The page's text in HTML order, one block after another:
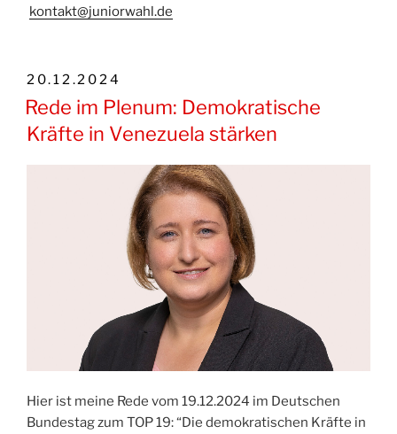
kontakt@juniorwahl.de
VERÖFFENTLICHT
AM
20.12.2024
Rede im Plenum: Demokratische
Kräfte in Venezuela stärken
Hier ist meine Rede vom 19.12.2024 im Deutschen
Bundestag zum TOP 19: “Die demokratischen Kräfte in